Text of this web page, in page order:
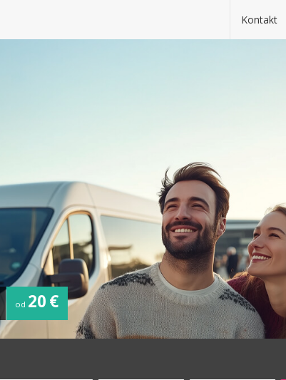
Kontakt
od 20 €